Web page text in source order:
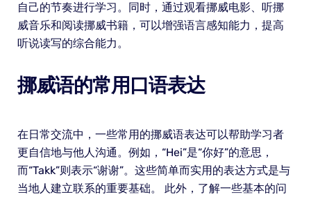
自己的节奏进行学习。同时，通过观看挪威电影、听挪
威音乐和阅读挪威书籍，可以增强语言感知能力，提高
听说读写的综合能力。
挪威语的常用口语表达
在日常交流中，一些常用的挪威语表达可以帮助学习者
更自信地与他人沟通。例如，“Hei”是“你好”的意思，
而“Takk”则表示“谢谢”。这些简单而实用的表达方式是与
当地人建立联系的重要基础。 此外，了解一些基本的问